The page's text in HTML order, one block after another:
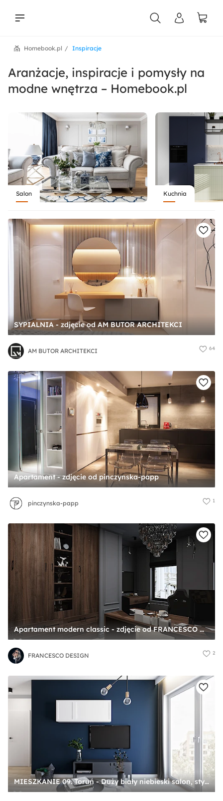
Inspiracje
Homebook.pl
Aranżacje, inspiracje i pomysły na
modne wnętrza – Homebook.pl
Salon Kuchnia
SYPIALNIA - zdjęcie od AM BUTOR ARCHITEKCI
AM BUTOR ARCHITEKCI 64
Apartament - zdjęcie od pinczynska-papp
pinczynska-papp 1
Apartament modern classic - zdjęcie od FRANCESCO DESIGN
FRANCESCO DESIGN 2
MIESZKANIE 09. Toruń - Duży biały niebieski salon, styl nowoczesny - zdjęcie od Projekt M pracownia architektoniczna